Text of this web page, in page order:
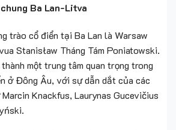
Ba Lan-Litva
trào cổ điển tại Ba Lan là Warsaw
Stanisław Tháng Tám Poniatowski.
một trung tâm quan trọng trong
ở Đông Âu, với sự dẫn dắt của các
Knackfus, Laurynas Gucevičius